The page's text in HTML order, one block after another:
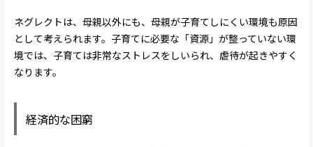
ネグレクトは、母親以外にも、母親が子育てしにくい環境も原因
として考えられます。子育てに必要な「資源」が整っていない環
境では、子育ては非常なストレスをしいられ、虐待が起きやすく
なります。
経済的な困窮